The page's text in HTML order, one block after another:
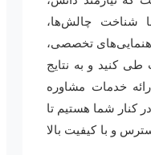
چالش‌ها،
تخصصی،
و به نتایج
خدمات مشاوره
شما هستیم تا
با کیفیت بالا